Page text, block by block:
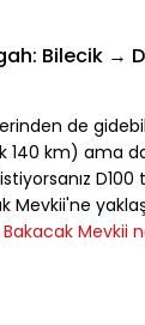
Bilecik →
de
140 km) ama
D100
Mevkii'ne
Mevkii